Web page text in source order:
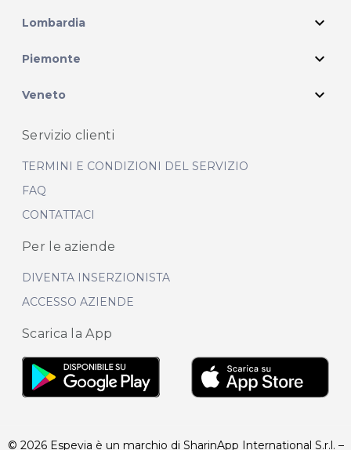
Lombardia expand_more
Piemonte expand_more
Veneto expand_more
Servizio clienti
TERMINI E CONDIZIONI DEL SERVIZIO
FAQ
CONTATTACI
Per le aziende
DIVENTA INSERZIONISTA
ACCESSO AZIENDE
Scarica la App
© 2026 Espevia è un marchio di SharinApp International S.r.l. –